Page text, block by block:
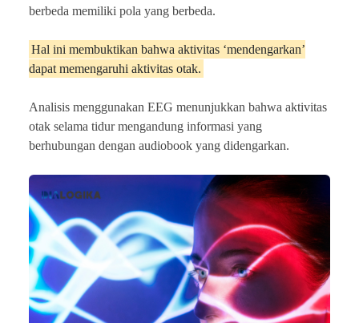
berbeda memiliki pola yang berbeda.
Hal ini membuktikan bahwa aktivitas ‘mendengarkan’
dapat memengaruhi aktivitas otak.
Analisis menggunakan EEG menunjukkan bahwa aktivitas
otak selama tidur mengandung informasi yang
berhubungan dengan audiobook yang didengarkan.